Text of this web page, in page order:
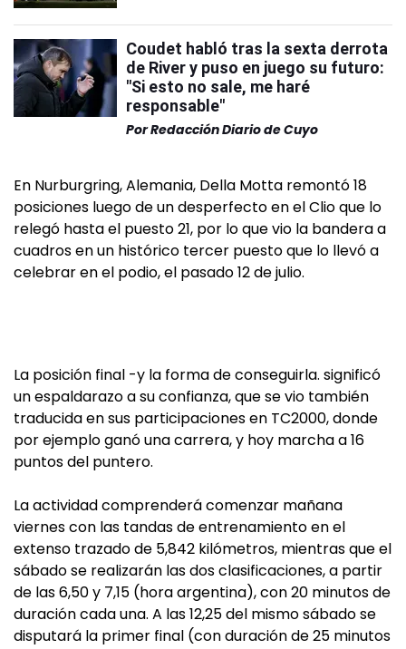
Coudet habló tras la sexta derrota
de River y puso en juego su futuro:
"Si esto no sale, me haré
responsable"
PorRedacción Diario de Cuyo
En Nurburgring, Alemania, Della Motta remontó 18
posiciones luego de un desperfecto en el Clio que lo
relegó hasta el puesto 21, por lo que vio la bandera a
cuadros en un histórico tercer puesto que lo llevó a
celebrar en el podio, el pasado 12 de julio.
La posición final -y la forma de conseguirla. significó
un espaldarazo a su confianza, que se vio también
traducida en sus participaciones en TC2000, donde
por ejemplo ganó una carrera, y hoy marcha a 16
puntos del puntero.
La actividad comprenderá comenzar mañana
viernes con las tandas de entrenamiento en el
extenso trazado de 5,842 kilómetros, mientras que el
sábado se realizarán las dos clasificaciones, a partir
de las 6,50 y 7,15 (hora argentina), con 20 minutos de
duración cada una. A las 12,25 del mismo sábado se
disputará la primer final (con duración de 25 minutos